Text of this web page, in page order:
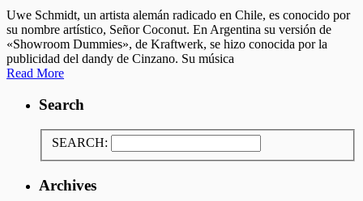
Uwe Schmidt, un artista alemán radicado en Chile, es conocido por
su nombre artístico, Señor Coconut. En Argentina su versión de
«Showroom Dummies», de Kraftwerk, se hizo conocida por la
publicidad del dandy de Cinzano. Su música
Read More
Search
SEARCH:
Archives